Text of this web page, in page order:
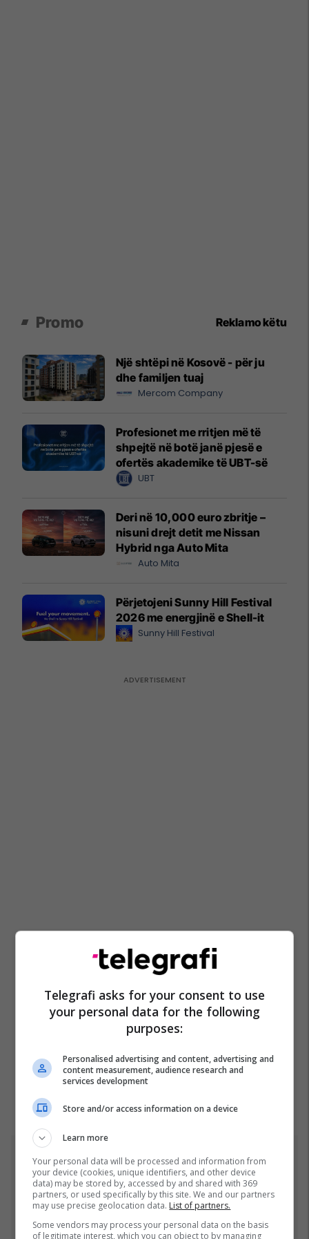
Promo Reklamo këtu
Një shtëpi në Kosovë - për ju
dhe familjen tuaj
Mercom Company
Profesionet me rritjen më të
shpejtë në botë janë pjesë e
ofertës akademike të UBT-së
UBT
Deri në 10,000 euro zbritje –
nisuni drejt detit me Nissan
Hybrid nga Auto Mita
Auto Mita
Përjetojeni Sunny Hill Festival
2026 me energjinë e Shell-it
Sunny Hill Festival
Top 5
Rama: Shtëpia në "Rrugën
A" është ndërtuar pa leje
dhe në pronë komunale
Telegrafi asks for your consent to use
your personal data for the following
purposes:
Personalised advertising and content, advertising and
content measurement, audience research and
services development
Store and/or access information on a device
Learn more
Your personal data will be processed and information from
your device (cookies, unique identifiers, and other device
data) may be stored by, accessed by and shared with 369
partners, or used specifically by this site. We and our partners
may use precise geolocation data. List of partners.
Some vendors may process your personal data on the basis
of legitimate interest, which you can object to by managing